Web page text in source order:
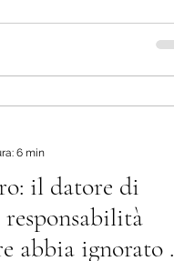
il datore di
responsabilità
abbia ignorato i
6 min